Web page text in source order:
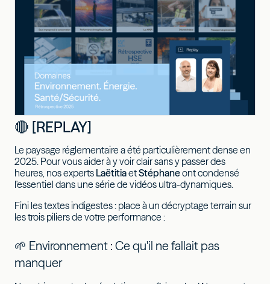
🔴 [REPLAY]
Le paysage réglementaire a été particulièrement dense en
2025. Pour vous aider à y voir clair sans y passer des
heures, nos experts LaëtitiaetStéphaneont condensé
l'essentiel dans une série de vidéos ultra-dynamiques.
Fini les textes indigestes : place à un décryptage terrain sur
les trois piliers de votre performance :
🌱 Environnement : Ce qu'il ne fallait pas
manquer